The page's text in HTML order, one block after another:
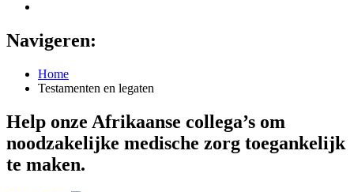
Navigeren:
Home
Testamenten en legaten
Help onze Afrikaanse collega’s om
noodzakelijke medische zorg toegankelijk
te maken.